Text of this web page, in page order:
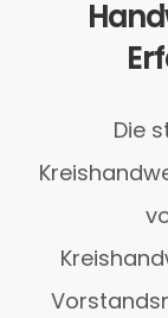
Die